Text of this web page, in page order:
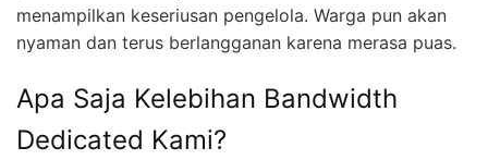
menampilkan keseriusan pengelola. Warga pun akan
nyaman dan terus berlangganan karena merasa puas.
Apa Saja Kelebihan Bandwidth
Dedicated Kami?